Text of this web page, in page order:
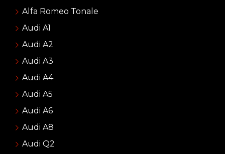
Alfa Romeo Tonale
Audi A1
Audi A2
Audi A3
Audi A4
Audi A5
Audi A6
Audi A8
Audi Q2